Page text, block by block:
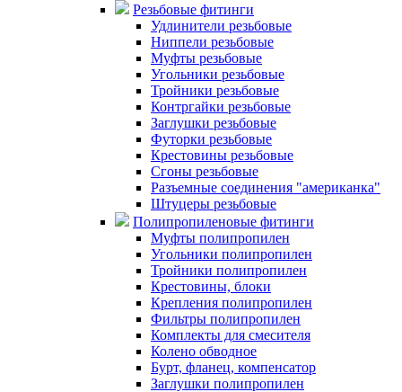
Резьбовые фитинги
Удлинители резьбовые
Ниппели резьбовые
Муфты резьбовые
Угольники резьбовые
Тройники резьбовые
Контргайки резьбовые
Заглушки резьбовые
Футорки резьбовые
Крестовины резьбовые
Сгоны резьбовые
Разъемные соединения "американка"
Штуцеры резьбовые
Полипропиленовые фитинги
Муфты полипропилен
Угольники полипропилен
Тройники полипропилен
Крестовины, блоки
Крепления полипропилен
Фильтры полипропилен
Комплекты для смесителя
Колено обводное
Бурт, фланец, компенсатор
Заглушки полипропилен